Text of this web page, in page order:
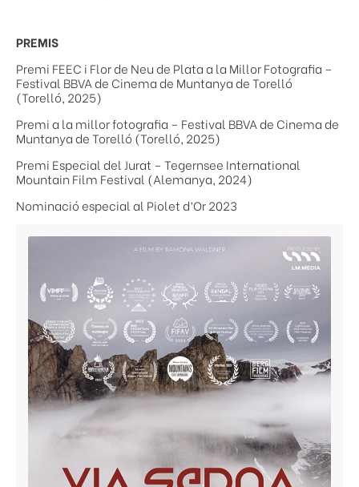
PREMIS
Premi FEEC i Flor de Neu de Plata a la Millor Fotografia –
Festival BBVA de Cinema de Muntanya de Torelló
(Torelló, 2025)
Premi a la millor fotografia – Festival BBVA de Cinema de
Muntanya de Torelló (Torelló, 2025)
Premi Especial del Jurat – Tegernsee International
Mountain Film Festival (Alemanya, 2024)
Nominació especial al Piolet d’Or 2023